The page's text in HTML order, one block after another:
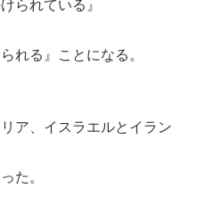
られている』
れる』ことになる。
ア、イスラエルとイラン
た。